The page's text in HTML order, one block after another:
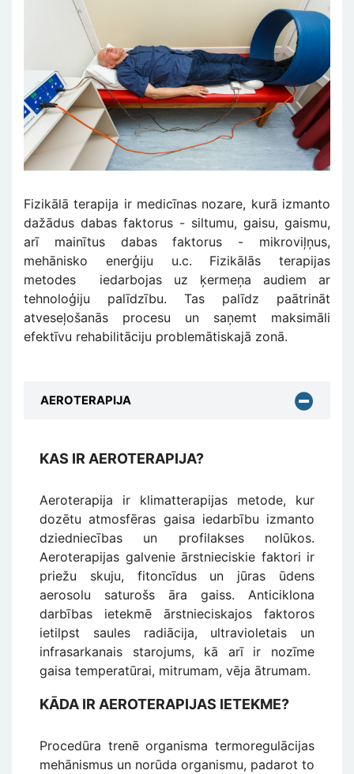
Fizikālā terapija ir medicīnas nozare, kurā izmanto
dažādus dabas faktorus - siltumu, gaisu, gaismu,
arī mainītus dabas faktorus - mikroviļņus,
mehānisko enerģiju u.c. Fizikālās terapijas
metodes iedarbojas uz ķermeņa audiem ar
tehnoloģiju palīdzību. Tas palīdz paātrināt
atveseļošanās procesu un saņemt maksimāli
efektīvu rehabilitāciju problemātiskajā zonā.
AEROTERAPIJA
KAS IR AEROTERAPIJA?
Aeroterapija ir klimatterapijas metode, kur
dozētu atmosfēras gaisa iedarbību izmanto
dziedniecības un profilakses nolūkos.
Aeroterapijas galvenie ārstnieciskie faktori ir
priežu skuju, fitoncīdus un jūras ūdens
aerosolu saturošs āra gaiss. Anticiklona
darbības ietekmē ārstnieciskajos faktoros
ietilpst saules radiācija, ultravioletais un
infrasarkanais starojums, kā arī ir nozīme
gaisa temperatūrai, mitrumam, vēja ātrumam.
KĀDA IR AEROTERAPIJAS IETEKME?
Procedūra trenē organisma termoregulācijas
mehānismus un norūda organismu, padarot to